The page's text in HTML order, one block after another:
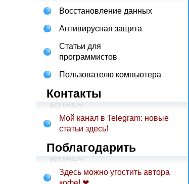
Восстановление данных
Антивирусная защита
Статьи для
программистов
Пользователю компьютера
Контакты
Мой канал в Telegram: новые
статьи здесь!
Поблагодарить
Здесь можно угостить автора